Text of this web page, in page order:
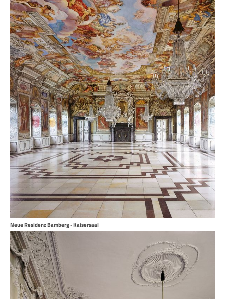
Neue Residenz Bamberg - Kaisersaal